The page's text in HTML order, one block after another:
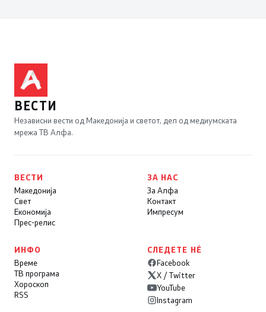
ВЕСТИ
Независни вести од Македонија и светот, дел од медиумската
мрежа ТВ Алфа.
ВЕСТИ
Македонија
Свет
Економија
Прес-релис
ЗА НАС
За Алфа
Контакт
Импресум
ИНФО
Време
ТВ програма
Хороскоп
RSS
СЛЕДЕТЕ НÉ
Facebook
X / Twitter
YouTube
Instagram